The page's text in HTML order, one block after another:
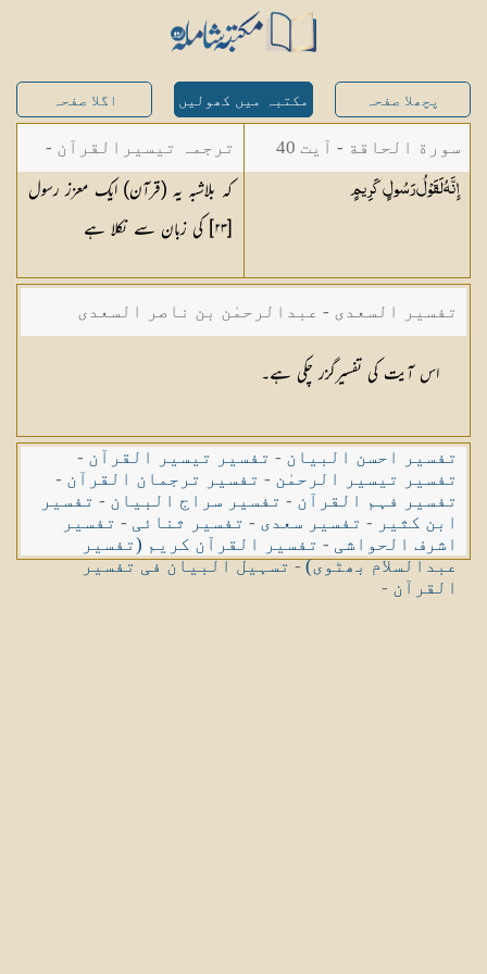
پچھلا صفحہ مکتبہ میں کھولیں اگلا صفحہ
سورة الحاقة - آیت 40
إِنَّهُ لَقَوْلُ رَسُولٍ كَرِيمٍ
ترجمہ تیسیرالقرآن -
مولانا عبد الرحمن
کیلانی
کہ بلاشبہ یہ (قرآن) ایک معزز رسول
[٢٣] کی زبان سے نکلا ہے
تفسیر السعدی - عبدالرحمٰن بن ناصر السعدی
اس آیت کی تفسیرگزر چکی ہے۔
تفسیر احسن البیان - تفسیر تیسیر القرآن -
تفسیر تیسیر الرحمٰن - تفسیر ترجمان القرآن -
تفسیر فہم القرآن - تفسیر سراج البیان - تفسیر
ابن کثیر - تفسیر سعدی - تفسیر ثنائی - تفسیر
اشرف الحواشی - تفسیر القرآن کریم (تفسیر
عبدالسلام بھٹوی)-تسہیل البیان فی تفسیر
القرآن -